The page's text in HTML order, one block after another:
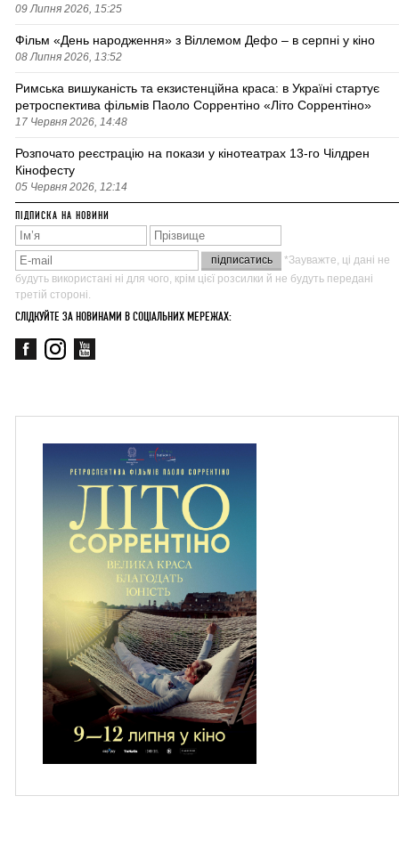
09 Липня 2026, 15:25
Фільм «День народження» з Віллемом Дефо – в серпні у кіно
08 Липня 2026, 13:52
Римська вишуканість та екзистенційна краса: в Україні стартує
ретроспектива фільмів Паоло Соррентіно «Літо Соррентіно»
17 Червня 2026, 14:48
Розпочато реєстрацію на покази у кінотеатрах 13-го Чілдрен
Кінофесту
05 Червня 2026, 12:14
ПІДПИСКА НА НОВИНИ
*Зауважте, ці дані не
будуть використані ні для чого, крім цієї розсилки й не будуть передані
третій стороні.
СЛІДКУЙТЕ ЗА НОВИНАМИ В СОЦІАЛЬНИХ МЕРЕЖАХ: